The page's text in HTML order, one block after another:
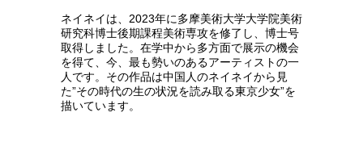
ネイネイは、2023年に多摩美術大学大学院美術
研究科博士後期課程美術専攻を修了し、博士号
取得しました。在学中から多方面で展示の機会
を得て、今、最も勢いのあるアーティストの一
人です。その作品は中国人のネイネイから見
た”その時代の生の状況を読み取る東京少女”を
描いています。